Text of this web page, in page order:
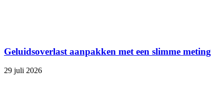
Geluidsoverlast aanpakken met een slimme meting
29 juli 2026